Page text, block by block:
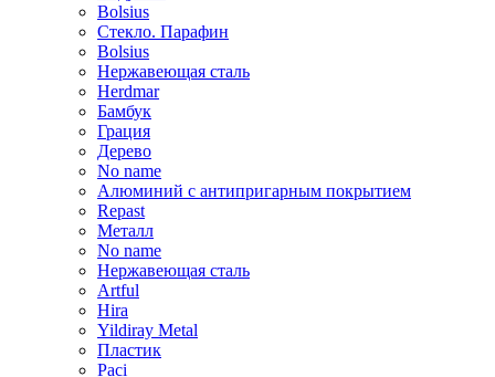
Bolsius
Стекло. Парафин
Bolsius
Нержавеющая сталь
Herdmar
Бамбук
Грация
Дерево
No name
Алюминий с антипригарным покрытием
Repast
Металл
No name
Нержавеющая сталь
Artful
Hira
Yildiray Metal
Пластик
Paci